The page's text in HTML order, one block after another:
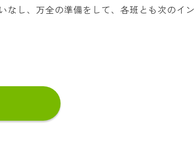
し、万全の準備をして、各班とも次のイ